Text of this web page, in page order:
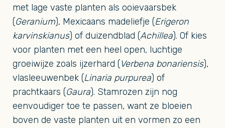
met lage vaste planten als ooievaarsbek
(Geranium), Mexicaans madeliefje (Erigeron
karvinskianus) of duizendblad (Achillea). Of kies
voor planten met een heel open, luchtige
groeiwijze zoals ijzerhard (Verbena bonariensis),
vlasleeuwenbek (Linaria purpurea) of
prachtkaars (Gaura). Stamrozen zijn nog
eenvoudiger toe te passen, want ze bloeien
boven de vaste planten uit en vormen zo een